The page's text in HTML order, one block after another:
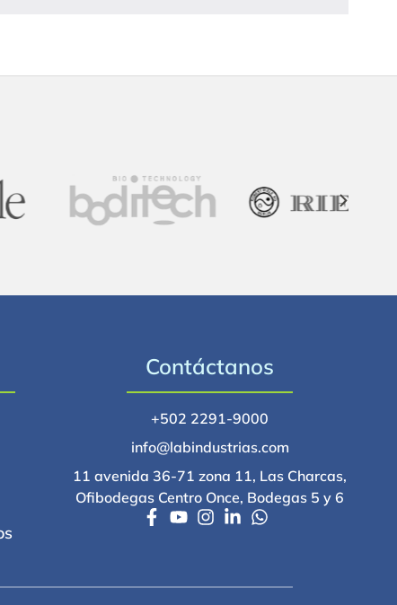
Contáctanos
+502 2291-9000
info@labindustrias.com
11 avenida 36-71 zona 11, Las Charcas,
Ofibodegas Centro Once, Bodegas 5 y 6